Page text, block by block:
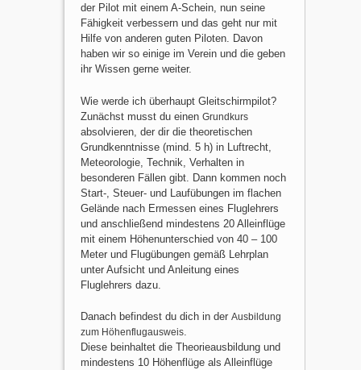
der Pilot mit einem A-Schein, nun seine
Fähigkeit verbessern und das geht nur mit
Hilfe von anderen guten Piloten. Davon
haben wir so einige im Verein und die geben
ihr Wissen gerne weiter.
Wie werde ich überhaupt Gleitschirmpilot?
Zunächst musst du einen Grundkurs
absolvieren, der dir die theoretischen
Grundkenntnisse (mind. 5 h) in Luftrecht,
Meteorologie, Technik, Verhalten in
besonderen Fällen gibt. Dann kommen noch
Start-, Steuer- und Laufübungen im flachen
Gelände nach Ermessen eines Fluglehrers
und anschließend mindestens 20 Alleinflüge
mit einem Höhenunterschied von 40 – 100
Meter und Flugübungen gemäß Lehrplan
unter Aufsicht und Anleitung eines
Fluglehrers dazu.
Danach befindest du dich in der Ausbildung
zum Höhenflugausweis.
Diese beinhaltet die Theorieausbildung und
mindestens 10 Höhenflüge als Alleinflüge